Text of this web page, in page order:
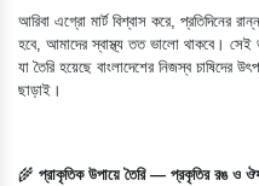
আরিবা এগ্রো মার্ট বিশ্বাস করে, প্রতিদিনের
হবে, আমাদের স্বাস্থ্য তত ভালো থাকবে। সেই
যা তৈরি হয়েছে বাংলাদেশের নিজস্ব
ছাড়াই।
🌾 প্রাকৃতিক উপায়ে তৈরি — প্রকৃতির রঙ ও